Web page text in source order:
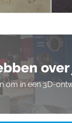
om in een 3D-